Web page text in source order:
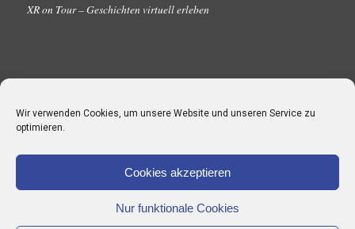
Wir verwenden Cookies, um unsere Website und unseren Service zu
optimieren.
Cookies akzeptieren
Nur funktionale Cookies
XR on Tour – Geschichten virtuell erleben